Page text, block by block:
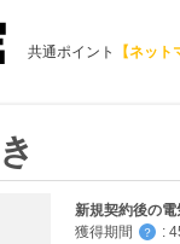
共通ポイント 【ネット
新規契約後の
獲得期間
？ :